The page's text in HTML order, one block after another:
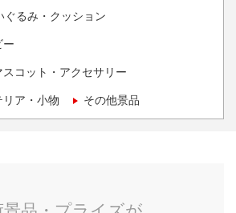
ぐるみ・クッション
ー
コット・アクセサリー
ア・小物 その他景品